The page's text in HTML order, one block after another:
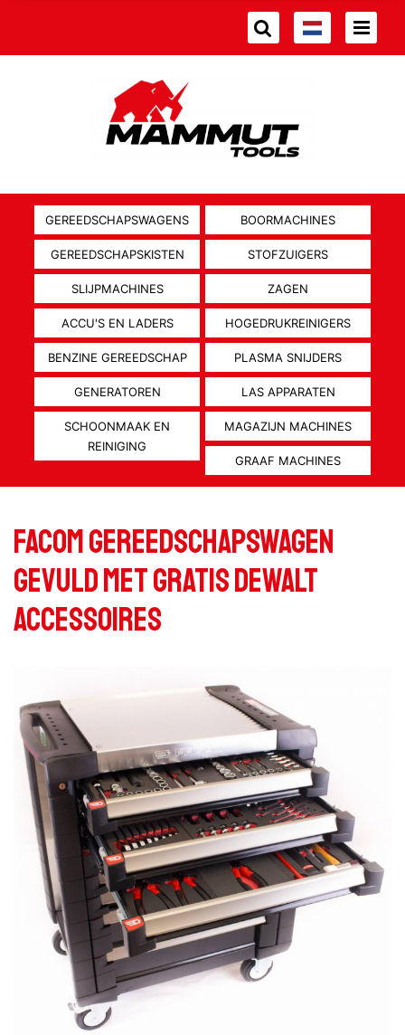
GEREEDSCHAPSWAGENS BOORMACHINES
GEREEDSCHAPSKISTEN STOFZUIGERS
SLIJPMACHINES ZAGEN
ACCU'S EN LADERS HOGEDRUKREINIGERS
BENZINE GEREEDSCHAP PLASMA SNIJDERS
GENERATOREN LAS APPARATEN
SCHOONMAAK EN
REINIGING
MAGAZIJN MACHINES
GRAAF MACHINES
Facom gereedschapswagen
gevuld met gratis DeWalt
accessoires